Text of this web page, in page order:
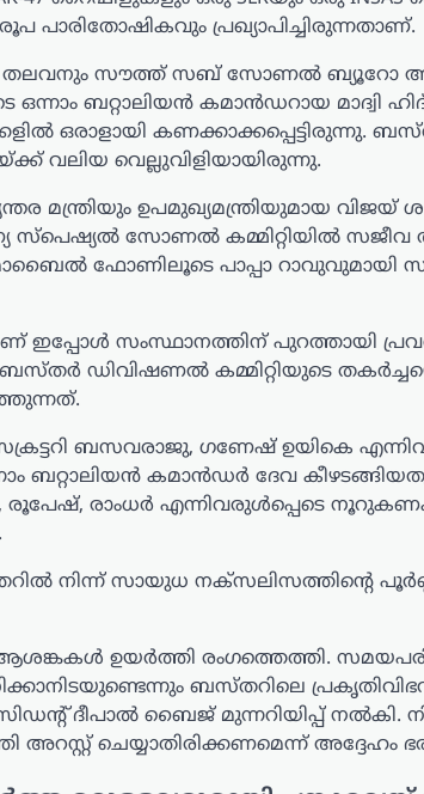
പാരിതോഷികവും പ്രഖ്യാപിച്ചിരുന്നതാണ്.
തലവനും സൗത്ത് സബ് സോണൽ ബ്യൂറോ
ഒന്നാം ബറ്റാലിയൻ കമാൻഡറായ മാദ്വി
ഒരാളായി കണക്കാക്കപ്പെട്ടിരുന്നു.
വലിയ വെല്ലുവിളിയായിരുന്നു.
മന്ത്രിയും ഉപമുഖ്യമന്ത്രിയുമായ വിജയ്
സ്പെഷ്യൽ സോണൽ കമ്മിറ്റിയിൽ സജീവ
ഫോണിലൂടെ പാപ്പാ റാവുവുമായി
ഇപ്പോൾ സംസ്ഥാനത്തിന് പുറത്തായി
ബസ്തർ ഡിവിഷണൽ കമ്മിറ്റിയുടെ
ബസവരാജു, ഗണേഷ് ഉയികെ
ബറ്റാലിയൻ കമാൻഡർ ദേവ
രൂപേഷ്, രാംധർ എന്നിവരുള്‍പ്പെടെ
നിന്ന് സായുധ നക്സലിസത്തിന്റെ
ഉയർത്തി രംഗത്തെത്തി.
ബസ്തറിലെ
ദീപാൽ ബൈജ് മുന്നറിയിപ്പ്
അറസ്റ്റ് ചെയ്യാതിരിക്കണമെന്ന്
ന്യൂസ്
2026